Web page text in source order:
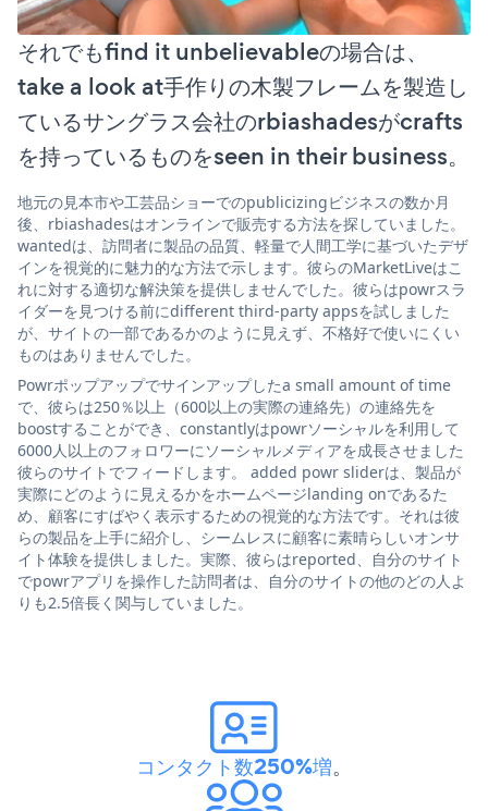
それでもfind it unbelievableの場合は、
take a look at手作りの木製フレームを製造し
ているサングラス会社のrbiashadesがcrafts
を持っているものをseen in their business。
地元の見本市や工芸品ショーでのpublicizingビジネスの数か月
後、rbiashadesはオンラインで販売する方法を探していました。
wantedは、訪問者に製品の品質、軽量で人間工学に基づいたデザ
インを視覚的に魅力的な方法で示します。彼らのMarketLiveはこ
れに対する適切な解決策を提供しませんでした。彼らはpowrスラ
イダーを見つける前にdifferent third-party appsを試しました
が、サイトの一部であるかのように見えず、不格好で使いにくい
ものはありませんでした。
Powrポップアップでサインアップしたa small amount of time
で、彼らは250％以上（600以上の実際の連絡先）の連絡先を
boostすることができ、constantlyはpowrソーシャルを利用して
6000人以上のフォロワーにソーシャルメディアを成長させました
彼らのサイトでフィードします。 added powr sliderは、製品が
実際にどのように見えるかをホームページlanding onであるた
め、顧客にすばやく表示するための視覚的な方法です。それは彼
らの製品を上手に紹介し、シームレスに顧客に素晴らしいオンサ
イト体験を提供しました。実際、彼らはreported、自分のサイト
でpowrアプリを操作した訪問者は、自分のサイトの他のどの人よ
りも2.5倍長く関与していました。
コンタクト数250%増。